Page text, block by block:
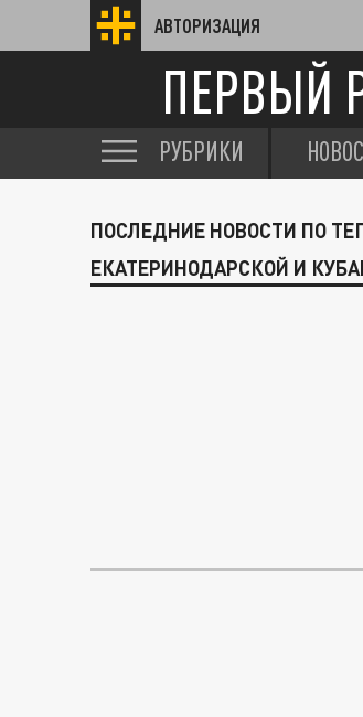
АВТОРИЗАЦИЯ
ПЕРВЫЙ
РУБРИКИ
ПОСЛЕДНИЕ НОВОСТИ ПО
ЕКАТЕРИНОДАРСКОЙ И